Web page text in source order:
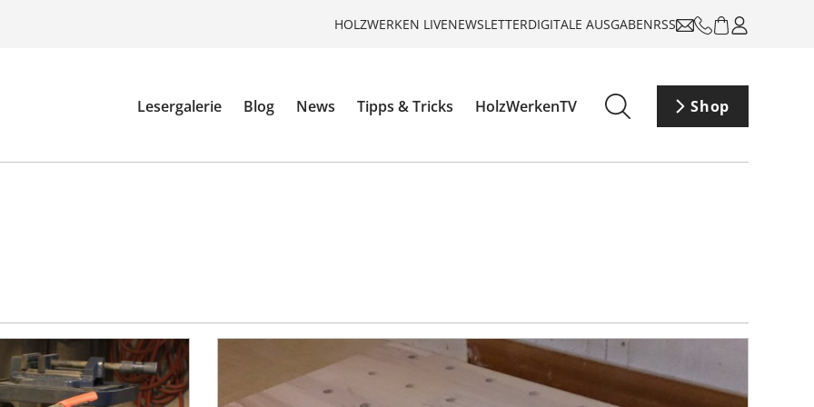
HOLZWERKEN LIVENEWSLETTERDIGITALE AUSGABENRSS
Lesergalerie Blog News Tipps & Tricks HolzWerkenTV Shop